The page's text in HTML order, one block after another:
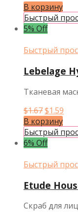
цена
$6.76.
В корзину
Быстрый
5% Off
Быстрый
Lebelage
Тканевая
$1.67
цена
$1.67.
$1.59
В корзину
Быстрый
6% Off
Быстрый
Etude
Скраб для